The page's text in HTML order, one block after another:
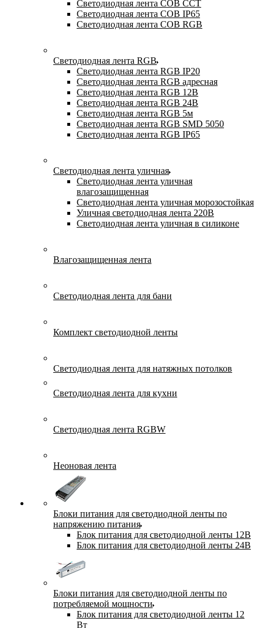
Светодиодная лента COB CCT
Светодиодная лента COB IP65
Светодиодная лента COB RGB
Светодиодная лента RGB
Светодиодная лента RGB IP20
Светодиодная лента RGB адресная
Светодиодная лента RGB 12В
Светодиодная лента RGB 24В
Светодиодная лента RGB 5м
Светодиодная лента RGB SMD 5050
Светодиодная лента RGB IP65
Светодиодная лента уличная
Светодиодная лента уличная
влагозащищенная
Светодиодная лента уличная морозостойкая
Уличная светодиодная лента 220В
Светодиодная лента уличная в силиконе
Влагозащищенная лента
Светодиодная лента для бани
Комплект светодиодной ленты
Светодиодная лента для натяжных потолков
Светодиодная лента для кухни
Светодиодная лента RGBW
Неоновая лента
Блоки питания для светодиодной ленты по
напряжению питания
Блок питания для светодиодной ленты 12В
Блок питания для светодиодной ленты 24В
Блоки питания для светодиодной ленты по
потребляемой мощности
Блок питания для светодиодной ленты 12
Вт